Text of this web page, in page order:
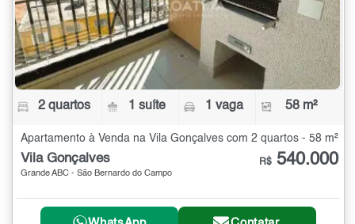
2 quartos 1 suíte 1 vaga 58 m²
Apartamento à Venda na Vila Gonçalves com 2 quartos - 58 m²
Vila Gonçalves
Grande ABC - São Bernardo do Campo
R$ 540.000